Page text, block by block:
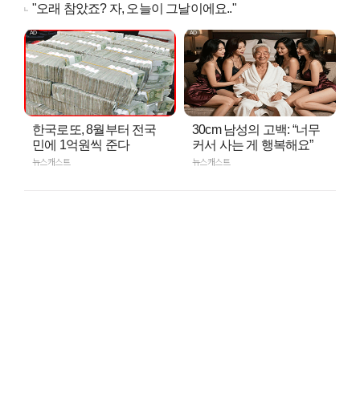
"오래 참았죠? 자, 오늘이 그날이에요.."
한국로또, 8월부터 전국
민에 1억원씩 준다
뉴스캐스트
30cm 남성의 고백: “너무
커서 사는 게 행복해요”
뉴스캐스트